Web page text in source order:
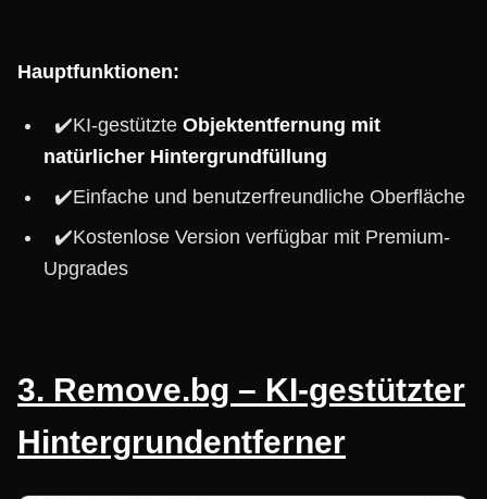
Hauptfunktionen:
✔️KI-gestützte Objektentfernung mit
natürlicher Hintergrundfüllung
✔️Einfache und benutzerfreundliche Oberfläche
✔️Kostenlose Version verfügbar mit Premium-
Upgrades
3. Remove.bg – KI-gestützter
Hintergrundentferner